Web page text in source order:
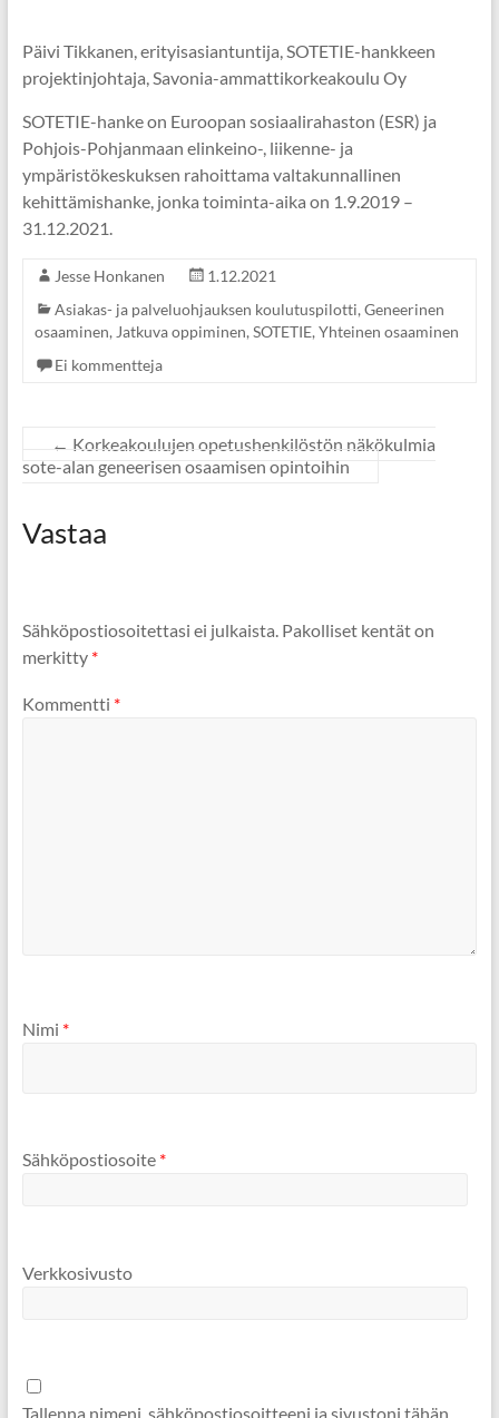
Päivi Tikkanen, erityisasiantuntija, SOTETIE-hankkeen
projektinjohtaja, Savonia-ammattikorkeakoulu Oy
SOTETIE-hanke on Euroopan sosiaalirahaston (ESR) ja
Pohjois-Pohjanmaan elinkeino-, liikenne- ja
ympäristökeskuksen rahoittama valtakunnallinen
kehittämishanke, jonka toiminta-aika on 1.9.2019 –
31.12.2021.
Jesse Honkanen
1.12.2021
Asiakas- ja palveluohjauksen koulutuspilotti, Geneerinen
osaaminen, Jatkuva oppiminen, SOTETIE, Yhteinen osaaminen
Ei kommentteja
← Korkeakoulujen opetushenkilöstön näkökulmia
sote-alan geneerisen osaamisen opintoihin
Vastaa
Sähköpostiosoitettasi ei julkaista. Pakolliset kentät on
merkitty *
Kommentti *
Nimi *
Sähköpostiosoite *
Verkkosivusto
Tallenna nimeni, sähköpostiosoitteeni ja sivustoni tähän